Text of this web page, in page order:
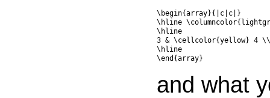
\begin{array}{|c|c|}
\hline
\hline
3 & \cellcolor{yellow} 4 \\
\hline
\end{array}
and what